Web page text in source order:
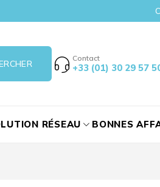
Contact
+33 (01) 30 29 57
RÉSEAU BONNES